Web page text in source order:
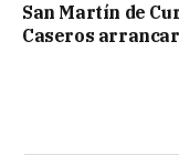
San Martín de
Caseros